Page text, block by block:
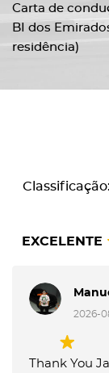
Carta de
BI dos
residência)
EXCELENTE
2026-
Thank You